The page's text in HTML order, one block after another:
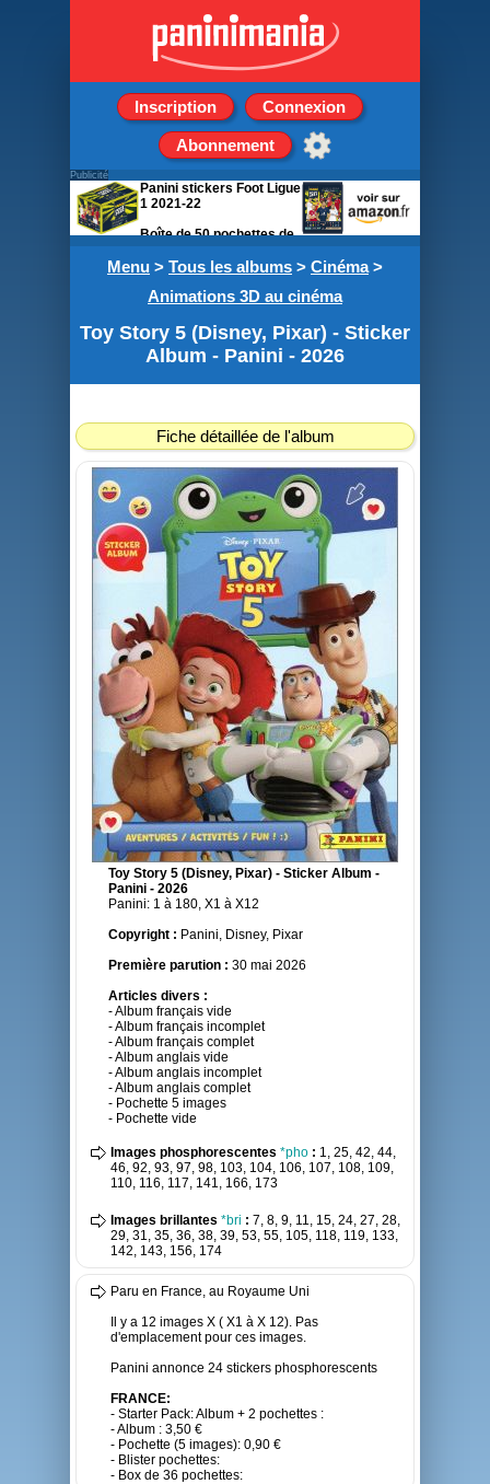
Inscription Connexion
Abonnement
Menu > Tous les albums > Cinéma>
Animations 3D au cinéma
Toy Story 5 (Disney, Pixar) - Sticker
Album - Panini - 2026
Fiche détaillée de l'album
Toy Story 5 (Disney, Pixar) - Sticker Album -
Panini - 2026
Panini: 1 à 180, X1 à X12
Copyright : Panini, Disney, Pixar
Première parution : 30 mai 2026
Articles divers :
- Album français vide
- Album français incomplet
- Album français complet
- Album anglais vide
- Album anglais incomplet
- Album anglais complet
- Pochette 5 images
- Pochette vide
Images phosphorescentes *pho : 1, 25, 42, 44,
46, 92, 93, 97, 98, 103, 104, 106, 107, 108, 109,
110, 116, 117, 141, 166, 173
Images brillantes *bri : 7, 8, 9, 11, 15, 24, 27, 28,
29, 31, 35, 36, 38, 39, 53, 55, 105, 118, 119, 133,
142, 143, 156, 174
Paru en France, au Royaume Uni
Il y a 12 images X ( X1 à X 12). Pas
d'emplacement pour ces images.
Panini annonce 24 stickers phosphorescents
FRANCE:
- Starter Pack: Album + 2 pochettes :
- Album : 3,50 €
- Pochette (5 images): 0,90 €
- Blister pochettes:
- Box de 36 pochettes:
Publicité
Panini stickers Foot Ligue
1 2021-22
Boîte de 50 pochettes de
5 stickers